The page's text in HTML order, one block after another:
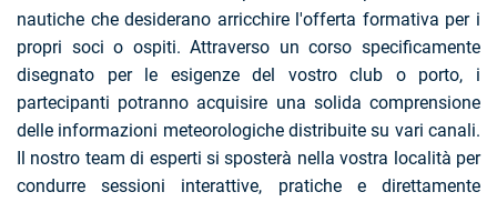
nautiche che desiderano arricchire l'offerta formativa per i
propri soci o ospiti. Attraverso un corso specificamente
disegnato per le esigenze del vostro club o porto, i
partecipanti potranno acquisire una solida comprensione
delle informazioni meteorologiche distribuite su vari canali.
Il nostro team di esperti si sposterà nella vostra località per
condurre sessioni interattive, pratiche e direttamente